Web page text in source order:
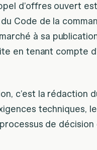
d’offres ouvert
Code de la
à sa
en tenant compte
c’est la rédaction
techniques,
de décision